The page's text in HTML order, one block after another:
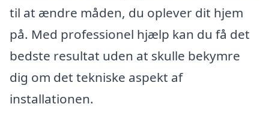
til at ændre måden, du oplever dit hjem
på. Med professionel hjælp kan du få det
bedste resultat uden at skulle bekymre
dig om det tekniske aspekt af
installationen.